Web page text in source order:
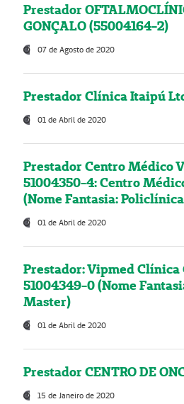
Prestador
GONÇALO (55004164-2)
07 de Agosto de 2020
Prestador Clínica Itaipú
01 de Abril de 2020
Prestador Centro Médico
51004350-4: Centro
(Nome Fantasia:
01 de Abril de 2020
Prestador: Vipmed Clínica
51004349-0 (Nome
Master)
01 de Abril de 2020
Prestador CENTRO DE
15 de Janeiro de 2020